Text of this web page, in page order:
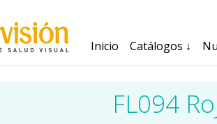
Inicio Catálogos ↓
FL094